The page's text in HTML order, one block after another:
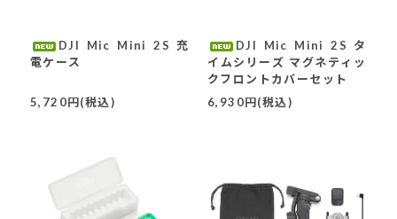
DJI Mic Mini 2S 充
電ケース
5,720円(税込)
DJI Mic Mini 2S タ
イムシリーズ マグネティッ
クフロントカバーセット
6,930円(税込)